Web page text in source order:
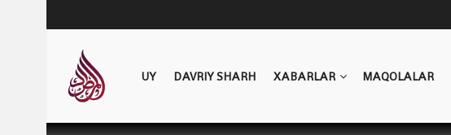
UY DAVRIY SHARH XABARLAR MAQOLALAR